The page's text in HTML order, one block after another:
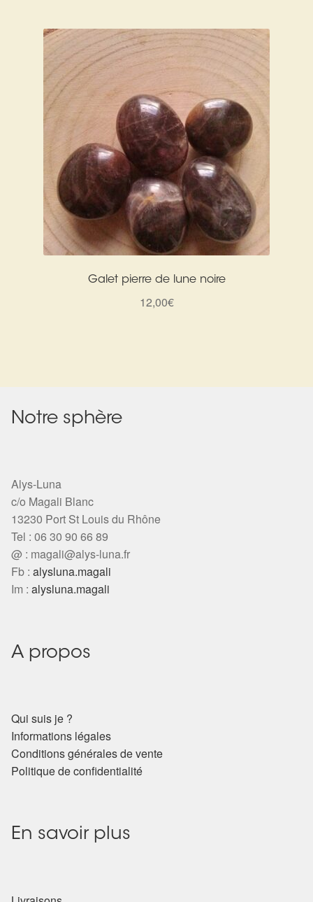
Galet pierre de lune noire
12,00€
Notre sphère
Alys-Luna
c/o Magali Blanc
13230 Port St Louis du Rhône
Tel : 06 30 90 66 89
@ : magali@alys-luna.fr
Fb : alysluna.magali
Im : alysluna.magali
A propos
Qui suis je ?
Informations légales
Conditions générales de vente
Politique de confidentialité
En savoir plus